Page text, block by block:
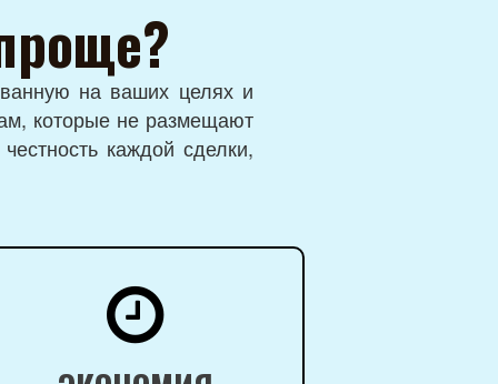
на ваших целях и
которые не размещают
каждой сделки,
